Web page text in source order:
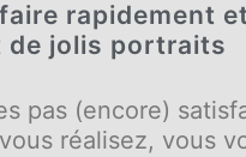
rapidement et
de jolis portraits
pas (encore)
réalisez, vous